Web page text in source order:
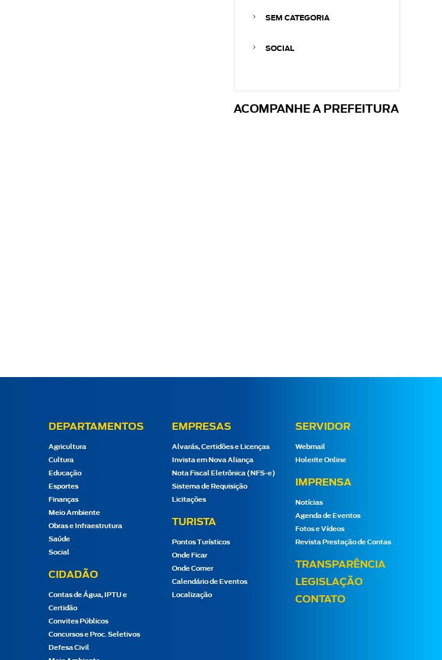
SEM CATEGORIA
SOCIAL
ACOMPANHE A PREFEITURA
DEPARTAMENTOS
Agricultura
Cultura
Educação
Esportes
Finanças
Meio Ambiente
Obras e Infraestrutura
Saúde
Social
CIDADÃO
Contas de Água, IPTU e
Certidão
Convites Públicos
Concursos e Proc. Seletivos
Defesa Civil
EMPRESAS
Alvarás, Certidões e Licenças
Invista em Nova Aliança
Nota Fiscal Eletrônica (NFS-e)
Sistema de Requisição
Licitações
TURISTA
Pontos Turísticos
Onde Ficar
Onde Comer
Calendário de Eventos
Localização
SERVIDOR
Webmail
Holerite Online
IMPRENSA
Notícias
Agenda de Eventos
Fotos e Vídeos
Revista Prestação de Contas
TRANSPARÊNCIA
LEGISLAÇÃO
CONTATO